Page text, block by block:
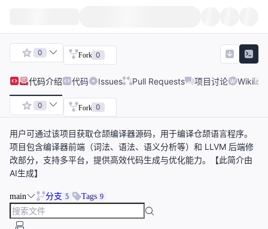
0 Fork 0
代码介绍 代码 Issues Pull Requests 项目讨论 Wiki
0 Fork 0
用户可通过该项目获取仓颉编译器源码，用于编译仓颉语言程序。
项目包含编译器前端（词法、语法、语义分析等）和 LLVM 后端修
改部分，支持多平台，提供高效代码生成与优化能力。【此简介由
AI生成】
main 分支 5 Tags 9